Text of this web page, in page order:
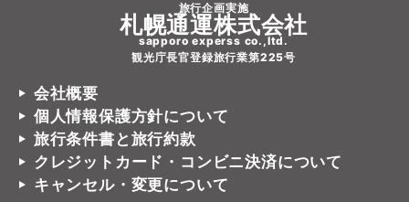
旅行企画実施
札幌通運株式会社
sapporo experss co.,ltd.
観光庁長官登録旅行業第225号
会社概要
個人情報保護方針について
旅行条件書と旅行約款
クレジットカード・コンビニ決済について
キャンセル・変更について